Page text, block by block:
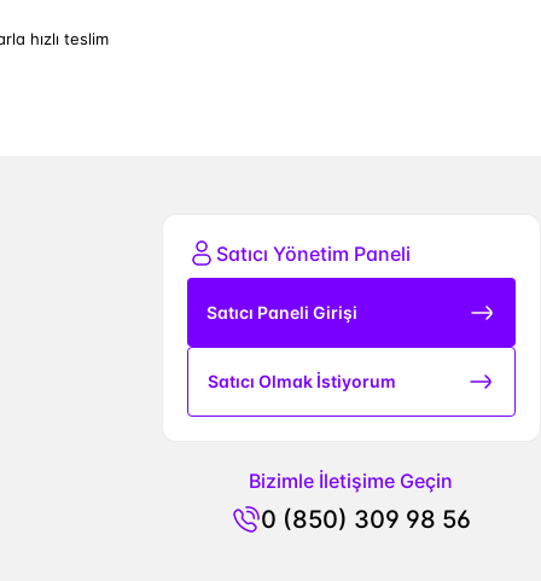
hızlı teslim
Satıcı Yönetim Paneli
Satıcı Paneli Girişi
Satıcı Olmak İstiyorum
Bizimle İletişime Geçin
0 (850) 309 98 56